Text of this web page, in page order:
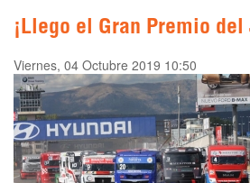
¡Llego el Gran Premio del
Viernes, 04 Octubre 2019 10:50